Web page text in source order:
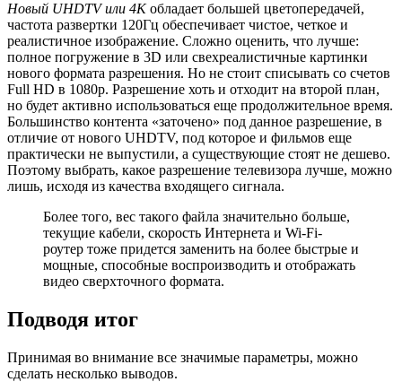
Новый UHDTV или 4Кобладает большей цветопередачей,
частота развертки 120Гц обеспечивает чистое, четкое и
реалистичное изображение. Сложно оценить, что лучше:
полное погружение в 3D или свехреалистичные картинки
нового формата разрешения. Но не стоит списывать со счетов
Full HD в 1080p. Разрешение хоть и отходит на второй план,
но будет активно использоваться еще продолжительное время.
Большинство контента «заточено» под данное разрешение, в
отличие от нового UHDTV, под которое и фильмов еще
практически не выпустили, а существующие стоят не дешево.
Поэтому выбрать, какое разрешение телевизора лучше, можно
лишь, исходя из качества входящего сигнала.
Более того, вес такого файла значительно больше,
текущие кабели, скорость Интернета и Wi-Fi-
роутер тоже придется заменить на более быстрые и
мощные, способные воспроизводить и отображать
видео сверхточного формата.
Подводя итог
Принимая во внимание все значимые параметры, можно
сделать несколько выводов.